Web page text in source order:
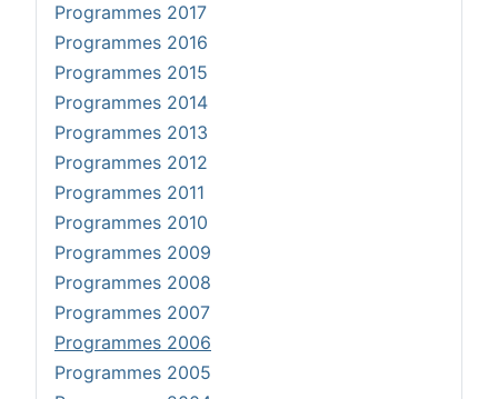
Programmes 2017
Programmes 2016
Programmes 2015
Programmes 2014
Programmes 2013
Programmes 2012
Programmes 2011
Programmes 2010
Programmes 2009
Programmes 2008
Programmes 2007
Programmes 2006
Programmes 2005